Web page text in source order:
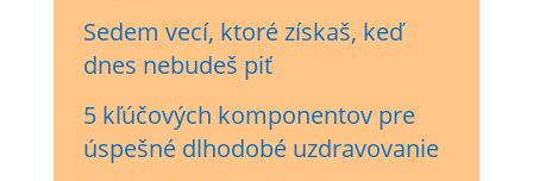
Sedem vecí, ktoré získaš, keď
dnes nebudeš piť
5 kľúčových komponentov pre
úspešné dlhodobé uzdravovanie